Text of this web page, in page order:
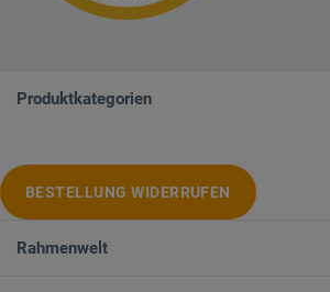
Produktkategorien
BESTELLUNG WIDERRUFEN
Rahmenwelt